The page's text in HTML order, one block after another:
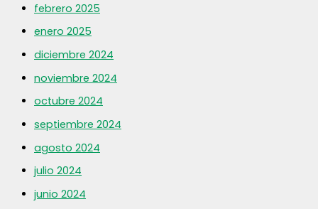
febrero 2025
enero 2025
diciembre 2024
noviembre 2024
octubre 2024
septiembre 2024
agosto 2024
julio 2024
junio 2024